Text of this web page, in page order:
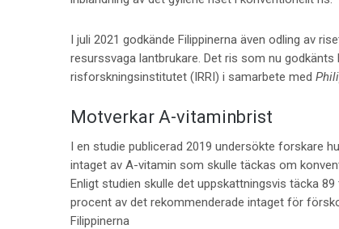
I juli 2021 godkände Filippinerna även odling av
resurssvaga lantbrukare. Det ris som nu
risforskningsinstitutet (IRRI) i samarbete med
Motverkar A-vitaminbrist
I en studie publicerad 2019 undersökte forskare
intaget av A-vitamin som skulle täckas om
Enligt studien skulle det uppskattningsvis täcka
procent av det rekommenderade intaget för
Filippinerna